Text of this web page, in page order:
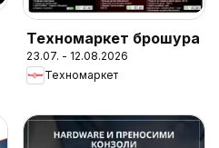
Техномаркет брошура
23.07. - 12.08.2026
Техномаркет